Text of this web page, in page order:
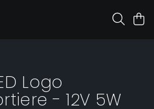
Logo
- 12V 5W